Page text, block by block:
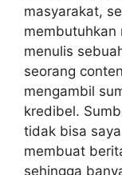
masyarakat,
membutuhkan
menulis
seorang
mengambil
kredibel.
tidak bisa
membuat
sehingga